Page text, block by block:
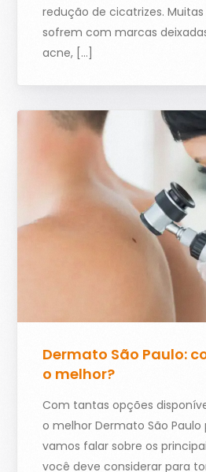
redução de cicatrizes.
sofrem com marcas
acne, […]
Dermato São Paulo:
o melhor?
Com tantas opções
o melhor Dermato São Paulo
vamos falar sobre os
você deve considerar para